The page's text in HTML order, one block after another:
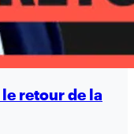
retour de la